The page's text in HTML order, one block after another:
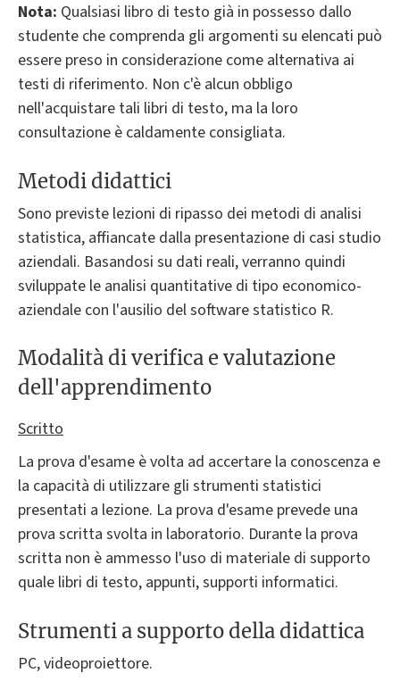
Nota: Qualsiasi libro di testo già in possesso dallo
studente che comprenda gli argomenti su elencati può
essere preso in considerazione come alternativa ai
testi di riferimento. Non c'è alcun obbligo
nell'acquistare tali libri di testo, ma la loro
consultazione è caldamente consigliata.
Metodi didattici
Sono previste lezioni di ripasso dei metodi di analisi
statistica, affiancate dalla presentazione di casi studio
aziendali. Basandosi su dati reali, verranno quindi
sviluppate le analisi quantitative di tipo economico-
aziendale con l'ausilio del software statistico R.
Modalità di verifica e valutazione
dell'apprendimento
Scritto
La prova d'esame è volta ad accertare la conoscenza e
la capacità di utilizzare gli strumenti statistici
presentati a lezione. La prova d'esame prevede una
prova scritta svolta in laboratorio. Durante la prova
scritta non è ammesso l'uso di materiale di supporto
quale libri di testo, appunti, supporti informatici.
Strumenti a supporto della didattica
PC, videoproiettore.